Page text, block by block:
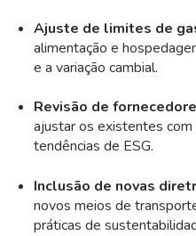
Ajuste de limites de
alimentação e
e a variação cambial.
Revisão de
ajustar os existentes com
tendências de ESG.
Inclusão de novas
novos meios de
práticas de